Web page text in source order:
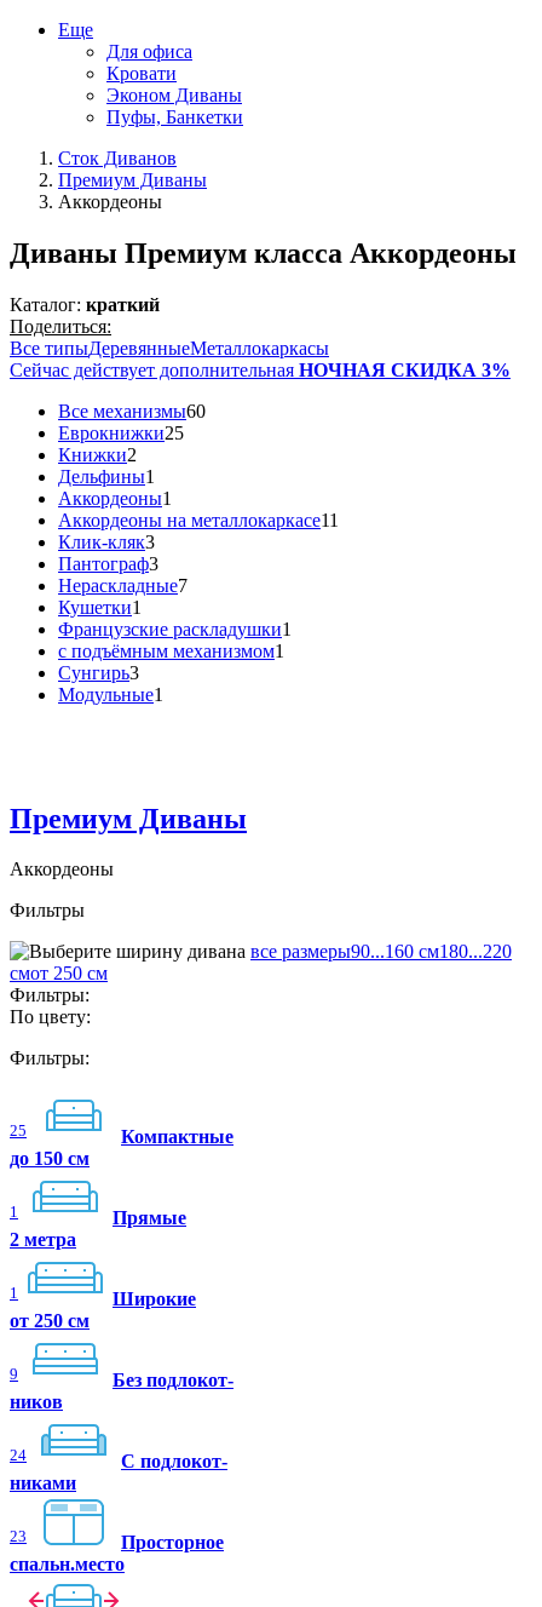
Еще
Для офиса
Кровати
Эконом Диваны
Пуфы, Банкетки
Сток Диванов
Премиум Диваны
Аккордеоны
Диваны Премиум класса Аккордеоны
Каталог: краткий
Поделиться:
Все типыДеревянныеМеталлокаркасы
Сейчас действует дополнительная НОЧНАЯ СКИДКА 3%
Все механизмы60
Еврокнижки25
Книжки2
Дельфины1
Аккордеоны1
Аккордеоны на металлокаркасе11
Клик-кляк3
Пантограф3
Нераскладные7
Кушетки1
Французские раскладушки1
с подъёмным механизмом1
Сунгирь3
Модульные1
Премиум Диваны
Аккордеоны
Фильтры
все размеры90...160 см180...220
смот 250 см
Фильтры:
По цвету:
Фильтры:
25
Компактные
до 150 см
1
Прямые
2 метра
1
Широкие
от 250 см
9
Без подлокот-
ников
24
C подлокот-
никами
23
Просторное
спальн.место